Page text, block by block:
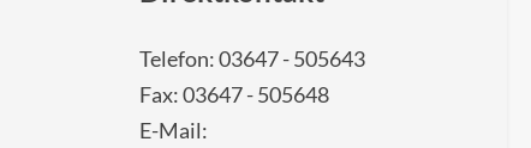
Telefon: 03647 - 505643
Fax: 03647 - 505648
E-Mail: